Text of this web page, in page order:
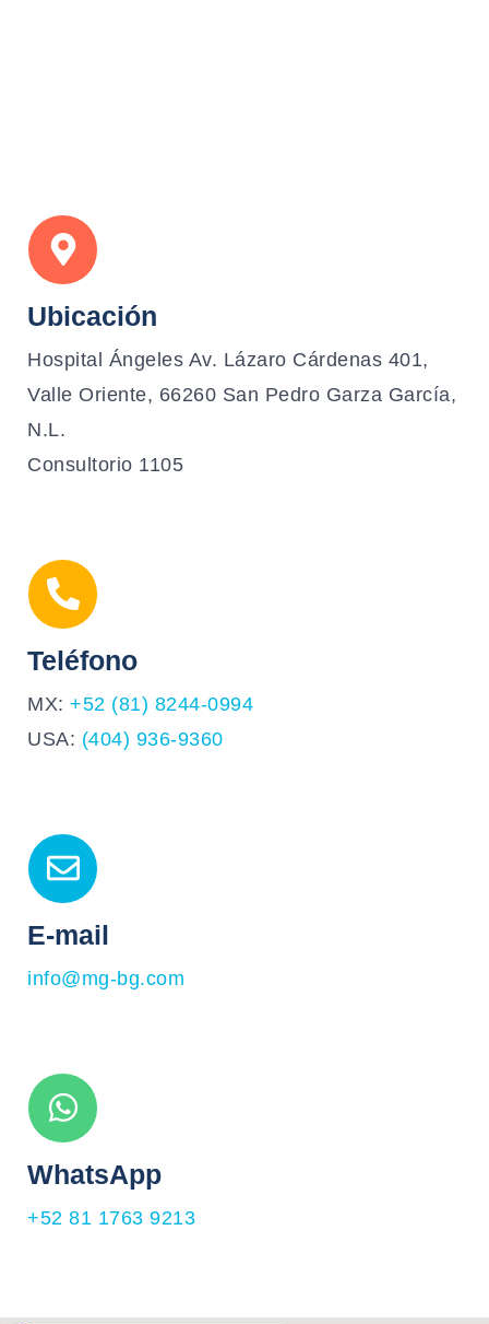
Ubicación
Hospital Ángeles Av. Lázaro Cárdenas 401,
Valle Oriente, 66260 San Pedro Garza García,
N.L.
Consultorio 1105
Teléfono
MX: +52 (81) 8244-0994
USA: (404) 936-9360
E-mail
info@mg-bg.com
WhatsApp
+52 81 1763 9213